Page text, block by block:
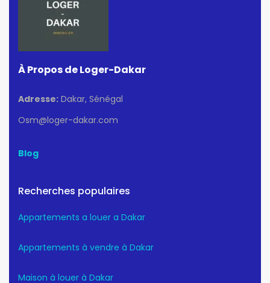
À Propos de Loger-Dakar
Adresse: Dakar, Sénégal
Osm@loger-dakar.com
Blog
Recherches populaires
Appartements a louer a Dakar
Appartements à vendre à Dakar
Maison à louer à Dakar